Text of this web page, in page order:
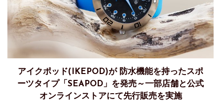
アイクポッド(IKEPOD)が 防水機能を持ったスポ
ーツタイプ「SEAPOD」を発売～一部店舗と公式
オンラインストアにて先行販売を実施